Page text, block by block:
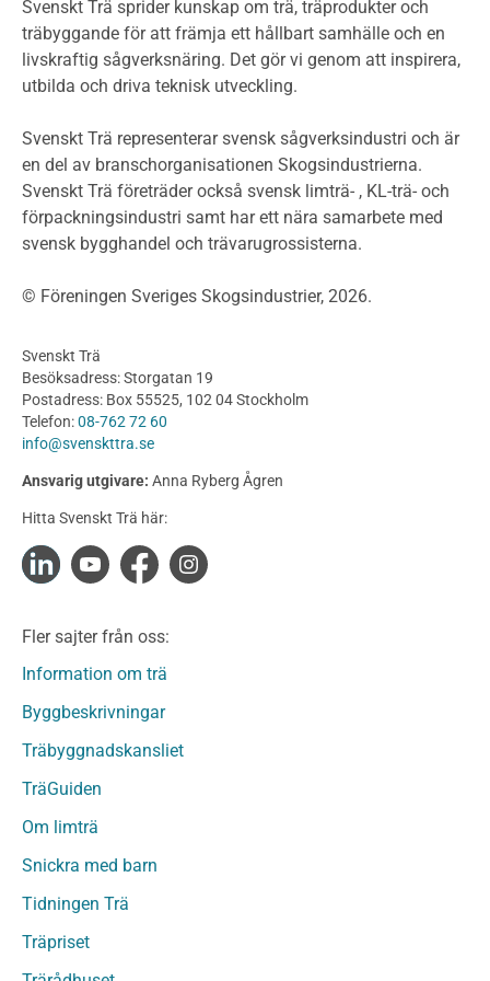
Termer och förkortningar
Planering
Klimatkalkylator hallar
Projektering av trähus - generellt
Byggsystem
Fasadsystem i skivmaterial
Bullerskärmar och andra utomhuskonstruktioner
Byggnation och utförande
Utförande
Produkter
Konstruktionsvirke
Konstruktionsvirke Behandlat
Konstruktionsvirke Fingerskarvat
Konstruktionsvirke Fingerskarvat Obehandlat
Limträ
Fanerträ
Fanerträ Obehandlat
Träpanel och Utvändig beklädnad Behandlat
Träpanel och utvändig beklädnad Obehandlat
Trägolv
Sågat virke
Sågat virke Behandlat
Övriga träprodukter
Svenskt Trä sprider kunskap om trä, träprodukter och
träbyggande för att främja ett hållbart samhälle och en
livskraftig sågverksnäring. Det gör vi genom att inspirera,
utbilda och driva teknisk utveckling.
Svenskt Trä representerar svensk sågverksindustri och är
en del av branschorganisationen Skogsindustrierna.
Svenskt Trä företräder också svensk limträ- , KL-trä- och
förpackningsindustri samt har ett nära samarbete med
svensk bygghandel och trävarugrossisterna.
© Föreningen Sveriges Skogsindustrier, 2026.
Svenskt Trä
Besöksadress: Storgatan 19
Postadress: Box 55525, 102 04 Stockholm
Telefon:08-762 72 60
info@svenskttra.se
Ansvarig utgivare: Anna Ryberg Ågren
Hitta Svenskt Trä här:
Fler sajter från oss:
Information om trä
Byggbeskrivningar
Träbyggnadskansliet
TräGuiden
Om limträ
Snickra med barn
Tidningen Trä
Träpriset